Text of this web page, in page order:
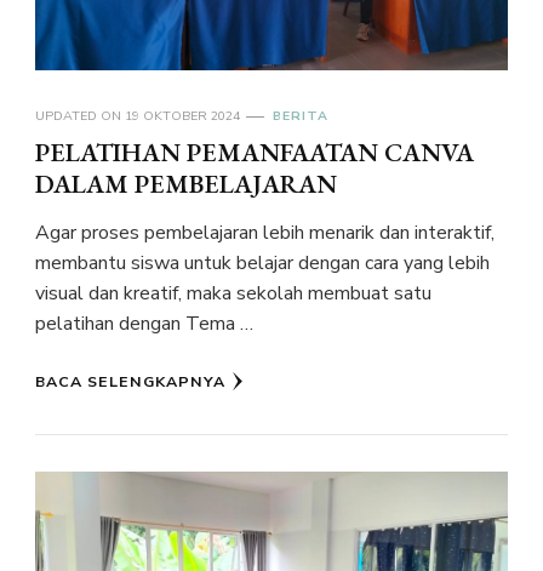
UPDATED ON 19 OKTOBER 2024 BERITA
PELATIHAN PEMANFAATAN CANVA
DALAM PEMBELAJARAN
Agar proses pembelajaran lebih menarik dan interaktif,
membantu siswa untuk belajar dengan cara yang lebih
visual dan kreatif, maka sekolah membuat satu
pelatihan dengan Tema …
BACA SELENGKAPNYA